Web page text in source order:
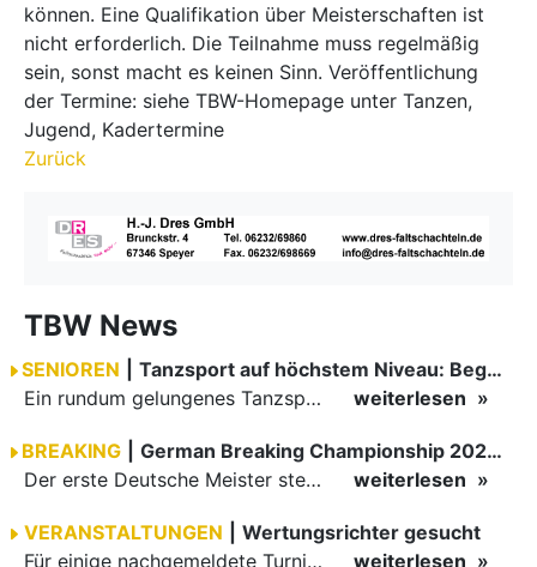
können. Eine Qualifikation über Meisterschaften ist
nicht erforderlich. Die Teilnahme muss regelmäßig
sein, sonst macht es keinen Sinn. Veröffentlichung
der Termine: siehe TBW-Homepage unter Tanzen,
Jugend, Kadertermine
Zurück
TBW News
SENIOREN
Tanzsport auf höchstem Niveau: Begeisterung bei den Turnieren in…
Ein rundum gelungenes Tanzsport-Wochenende liegt hinter den Paaren und Organisatoren in Enzklösterle. Am 1. und 2. August 2026 verwandelte sich die Festhalle wieder in einen lebendigen Mittelpunkt des…
weiterlesen
BREAKING
German Breaking Championship 2026 in Hannover
Der erste Deutsche Meister steht fest B-Boy Roman siegt bei den Juniors
weiterlesen
VERANSTALTUNGEN
Wertungsrichter gesucht
Für einige nachgemeldete Turniere im 2 Halbjahr sucht der ZWE noch Wertungsrichter.
weiterlesen